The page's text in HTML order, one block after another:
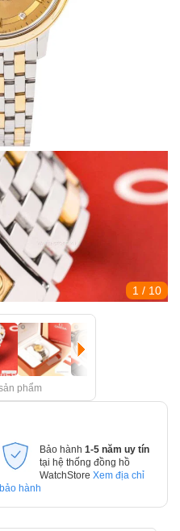
1 / 10
phẩm
Bảo hành 1-5 năm uy tín
tại hệ thống đồng hồ
WatchStore Xem địa chỉ
bảo hành